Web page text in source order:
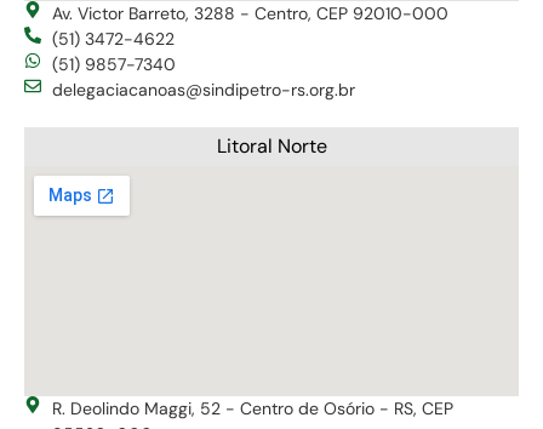
Av. Victor Barreto, 3288 - Centro, CEP 92010-000
(51) 3472-4622
(51) 9857-7340
delegaciacanoas@sindipetro-rs.org.br
Litoral Norte
R. Deolindo Maggi, 52 - Centro de Osório - RS, CEP